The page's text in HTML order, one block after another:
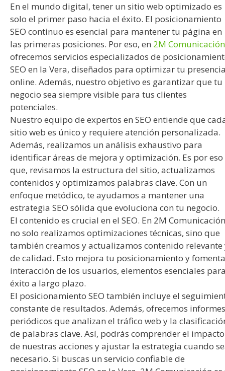
En el mundo digital, tener un sitio web optimizado es
solo el primer paso hacia el éxito. El posicionamiento
SEO continuo es esencial para mantener tu página en
las primeras posiciones. Por eso, en 2M Comunicación
ofrecemos servicios especializados de
SEO en la Vera, diseñados para optimizar tu
online. Además, nuestro objetivo es garantizar que tu
negocio sea siempre visible para tus clientes
potenciales.
Nuestro equipo de expertos en SEO entiende que
sitio web es único y requiere atención personalizada.
Además, realizamos un análisis exhaustivo para
identificar áreas de mejora y optimización. Es por eso
que, revisamos la estructura del sitio, actualizamos
contenidos y optimizamos palabras clave. Con un
enfoque metódico, te ayudamos a mantener una
estrategia SEO sólida que evoluciona con tu negocio.
El contenido es crucial en el SEO. En 2M
no solo realizamos optimizaciones técnicas, sino que
también creamos y actualizamos contenido relevante
de calidad. Esto mejora tu posicionamiento y
interacción de los usuarios, elementos esenciales
éxito a largo plazo.
El posicionamiento SEO también incluye el
constante de resultados. Además, ofrecemos informes
periódicos que analizan el tráfico web y la
de palabras clave. Así, podrás comprender el impacto
de nuestras acciones y ajustar la estrategia cuando
necesario. Si buscas un servicio confiable de